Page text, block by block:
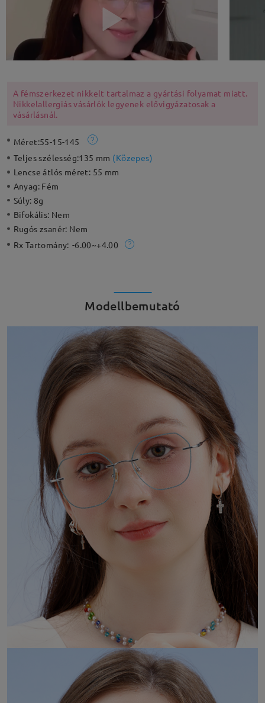
A fémszerkezet nikkelt tartalmaz a gyártási folyamat miatt.
Nikkelallergiás vásárlók legyenek elővigyázatosak a
vásárlásnál.
Méret:55-15-145
Teljes szélesség:135 mm (Közepes)
Lencse átlós méret: 55 mm
Anyag: Fém
Súly: 8g
Bifokális: Nem
Rugós zsanér: Nem
Rx Tartomány: -6.00~+4.00
Modellbemutató